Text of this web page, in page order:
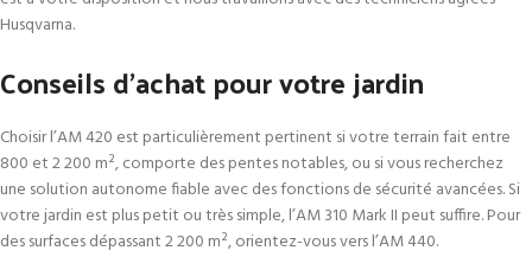
Husqvarna.
Conseils d’achat pour votre jardin
Choisir l’AM 420 est particulièrement pertinent si votre terrain fait entre
800 et 2 200 m², comporte des pentes notables, ou si vous recherchez
une solution autonome fiable avec des fonctions de sécurité avancées. Si
votre jardin est plus petit ou très simple, l’AM 310 Mark II peut suffire. Pour
des surfaces dépassant 2 200 m², orientez-vous vers l’AM 440.